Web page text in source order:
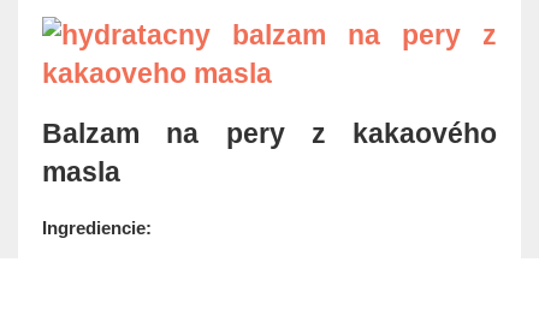
Balzam na pery z kakaového
masla
Ingrediencie: